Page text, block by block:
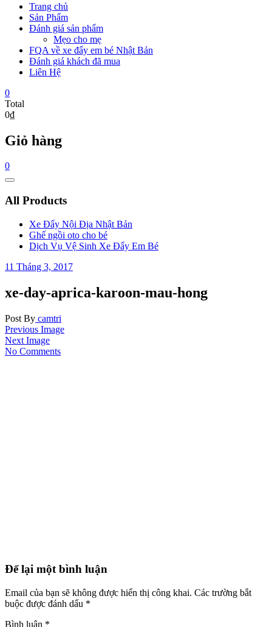
Trang chủ
Sản Phẩm
Đánh giá sản phẩm
Mẹo cho mẹ
FQA về xe đẩy em bé Nhật Bản
Đánh giá khách đã mua
Liên Hệ
0
Total
0₫
Giỏ hàng
0
Catalog
All Products
Xe Đẩy Nội Địa Nhật Bản
Ghế ngồi oto cho bé
Dịch Vụ Vệ Sinh Xe Đẩy Em Bé
11 Tháng 3, 2017
xe-day-aprica-karoon-mau-hong
Post By camtri
Previous Image
Next Image
No Comments
Để lại một bình luận
Email của bạn sẽ không được hiển thị công khai. Các trường bắt
buộc được đánh dấu *
Bình luận *